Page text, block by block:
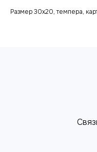
Размер 30х20, темпера,